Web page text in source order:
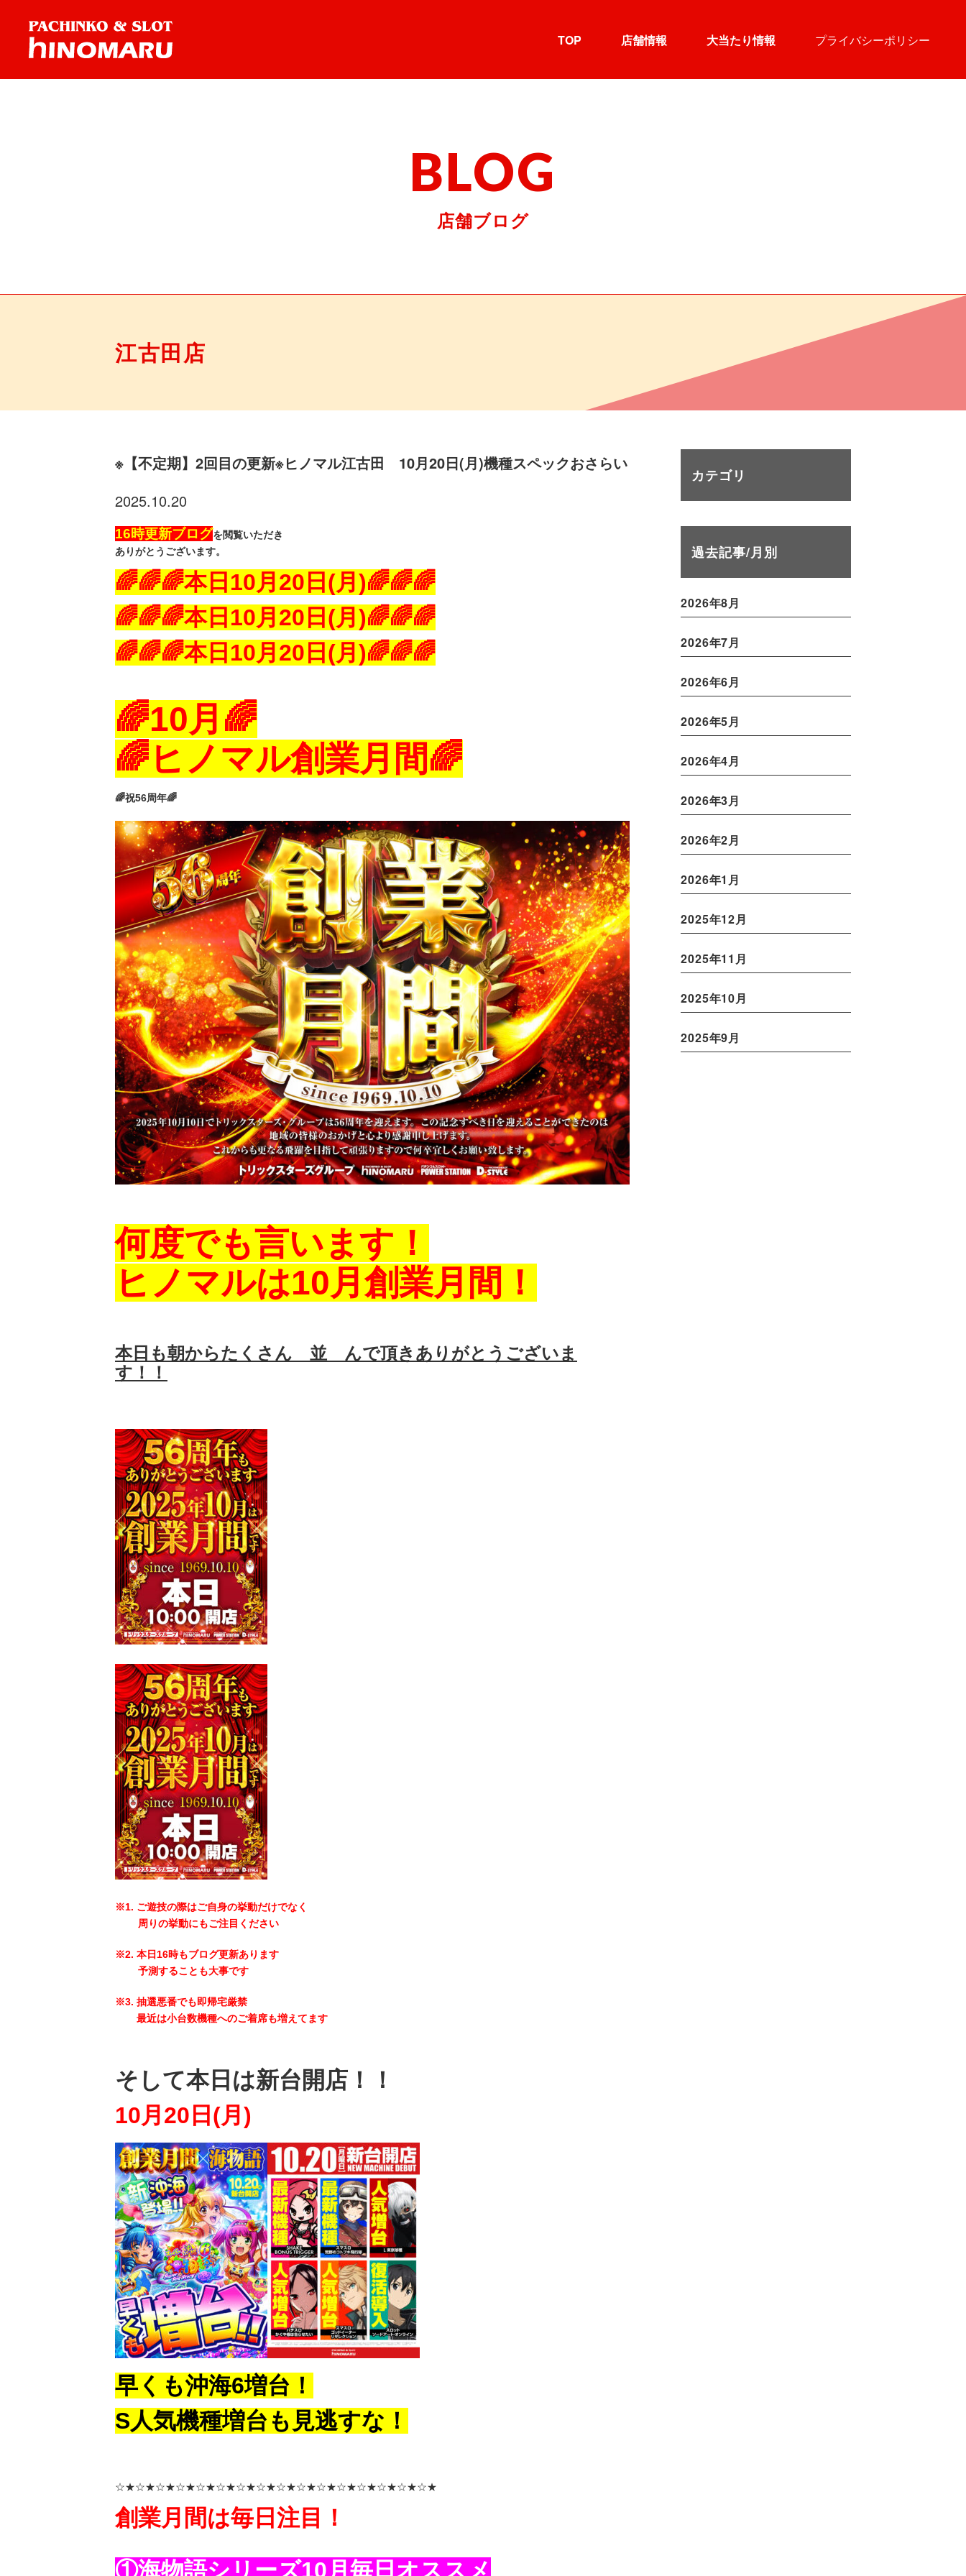
TOP 店舗情報 大当たり情報 プライバシーポリシー
BLOG
店舗ブログ
江古田店
※【不定期】2回目の更新※ヒノマル江古田 10月20日(月)機種スペックおさらい
2025.10.20
16時更新ブログを閲覧いただき
ありがとうございます。
🌈🌈🌈本日10月20 日(月)🌈🌈🌈
🌈🌈🌈本日10月20 日(月)🌈🌈🌈
🌈🌈🌈本日10月20 日(月)🌈🌈🌈
🌈10月🌈
🌈ヒノマル創業月間🌈
🌈祝56周年🌈
何度でも言います！
ヒノマルは10月創業月間！
本日も朝からたくさん 並 んで頂きありがとうございま
す！！
※1. ご遊技の際はご自身の挙動だけでなく
周りの挙動にもご注目ください
※2. 本日16時もブログ更新あります
予測することも大事です
※3. 抽選悪番でも即帰宅厳禁
最近は小台数機種へのご着席も増えてます
そして本日は新台開店！！
10月20 日(月)
早くも沖海6増台！
S人気機種増台も見逃すな！
☆★☆★☆★☆★☆★☆★☆★☆★☆★☆★☆★☆★☆★☆★☆★☆★
創業月間は毎日注目！
①海物語シリーズ10月毎日オススメ
カテゴリ
過去記事/月別
2026年8月
2026年7月
2026年6月
2026年5月
2026年4月
2026年3月
2026年2月
2026年1月
2025年12月
2025年11月
2025年10月
2025年9月